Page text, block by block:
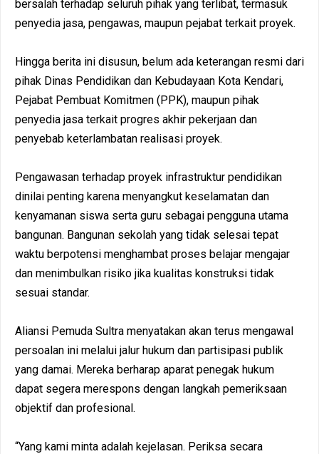
bersalah terhadap seluruh pihak yang terlibat, termasuk
penyedia jasa, pengawas, maupun pejabat terkait proyek.
Hingga berita ini disusun, belum ada keterangan resmi dari
pihak Dinas Pendidikan dan Kebudayaan Kota Kendari,
Pejabat Pembuat Komitmen (PPK), maupun pihak
penyedia jasa terkait progres akhir pekerjaan dan
penyebab keterlambatan realisasi proyek.
Pengawasan terhadap proyek infrastruktur pendidikan
dinilai penting karena menyangkut keselamatan dan
kenyamanan siswa serta guru sebagai pengguna utama
bangunan. Bangunan sekolah yang tidak selesai tepat
waktu berpotensi menghambat proses belajar mengajar
dan menimbulkan risiko jika kualitas konstruksi tidak
sesuai standar.
Aliansi Pemuda Sultra menyatakan akan terus mengawal
persoalan ini melalui jalur hukum dan partisipasi publik
yang damai. Mereka berharap aparat penegak hukum
dapat segera merespons dengan langkah pemeriksaan
objektif dan profesional.
“Yang kami minta adalah kejelasan. Periksa secara